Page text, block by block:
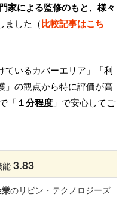
家による監修のもと、様々
ました（比較記事はこち
ているカバーエリア」「利
」の観点から特に評価が高
「 １分程度 」で安心してご